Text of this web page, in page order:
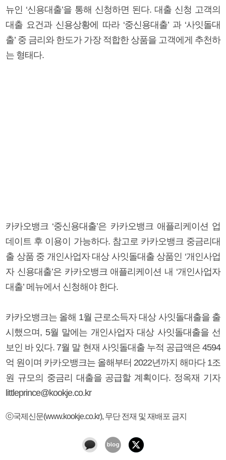
뉴인 ‘신용대출’을 통해 신청하면 된다. 대출 신청 고객의
대출 요건과 신용상황에 따라 ‘중신용대출’ 과 ‘사잇돌대
출’ 중 금리와 한도가 가장 적합한 상품을 고객에게 추천하
는 형태다.
카카오뱅크 ‘중신용대출’은 카카오뱅크 애플리케이션 업
데이트 후 이용이 가능하다. 참고로 카카오뱅크 중금리대
출 상품 중 개인사업자 대상 사잇돌대출 상품인 ‘개인사업
자 신용대출’은 카카오뱅크 애플리케이션 내 ‘개인사업자
대출’ 메뉴에서 신청해야 한다.
카카오뱅크는 올해 1월 근로소득자 대상 사잇돌대출을 출
시했으며, 5월 말에는 개인사업자 대상 사잇돌대출을 선
보인 바 있다. 7월 말 현재 사잇돌대출 누적 공급액은 4594
억 원이며 카카오뱅크는 올해부터 2022년까지 해마다 1조
원 규모의 중금리 대출을 공급할 계획이다. 정옥재 기자
littleprince@kookje.co.kr
ⓒ국제신문(www.kookje.co.kr), 무단 전재 및 재배포 금지